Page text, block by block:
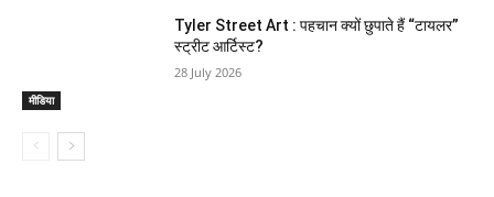
मीडिया
Tyler Street Art : पहचान क्यों छुपाते हैं “टायलर”
स्ट्रीट आर्टिस्ट?
28 July 2026